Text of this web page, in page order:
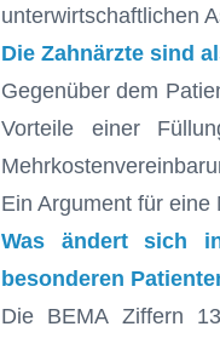
unterwirtschaftlichen
Die Zahnärzte sind
Gegenüber dem
Vorteile einer
Ein Argument für
Was ändert sich
besonderen
Die BEMA Ziffern